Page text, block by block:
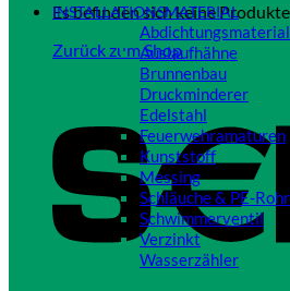
Es befinden sich keine
Zurück zum Shop
INSTALLATIONSMATERIAL
Auslaufhähne
Brunnenbau
Druckminderer
Edelstahl
Feuerwehramaturen
Kunststoff
Messing
Schläuche & PE-
Schwimmerventil
Verzinkt
Wasserzähler